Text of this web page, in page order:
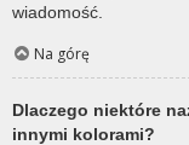
wiadomość.
Na górę
Dlaczego niektóre
innymi kolorami?